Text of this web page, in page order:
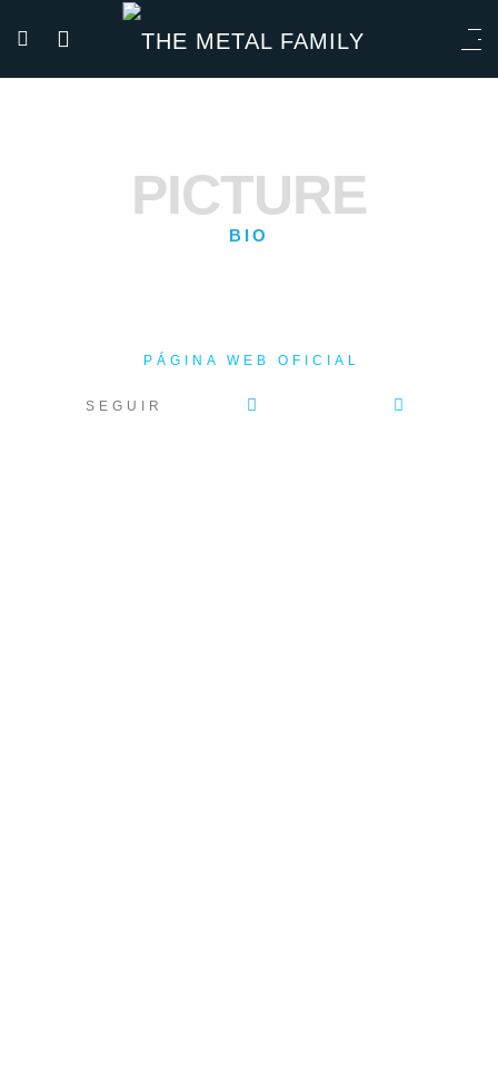
PICTURE
BIO
PÁGINA WEB OFICIAL
SEGUIR